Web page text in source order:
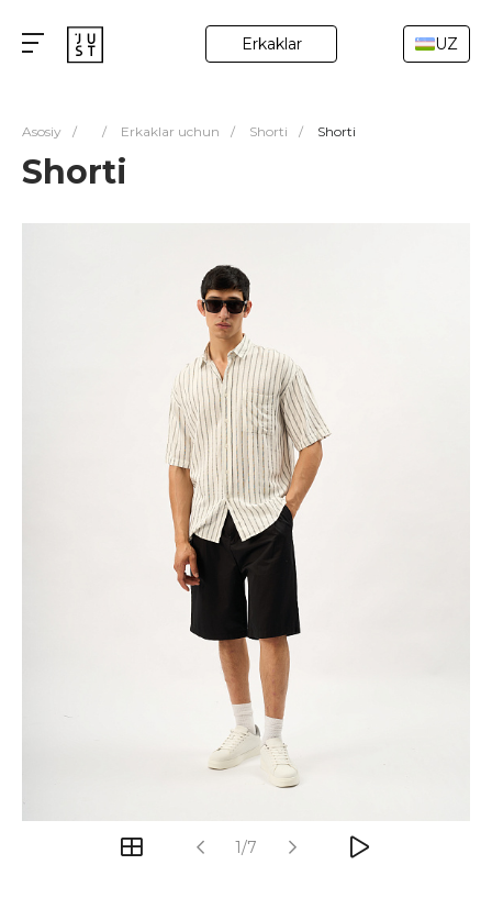
Erkaklar UZ
Asosiy / / Erkaklar uchun / Shorti / Shorti
Shorti
1/7